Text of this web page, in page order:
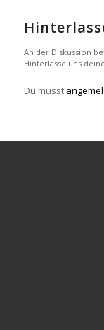
An der Diskussion
Hinterlasse uns
Du musst